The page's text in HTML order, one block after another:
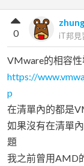
iT邦見
0
VMware的相容性
https://
p
在清單內的都是
如果沒有在清單
題
我之前曾用AMD